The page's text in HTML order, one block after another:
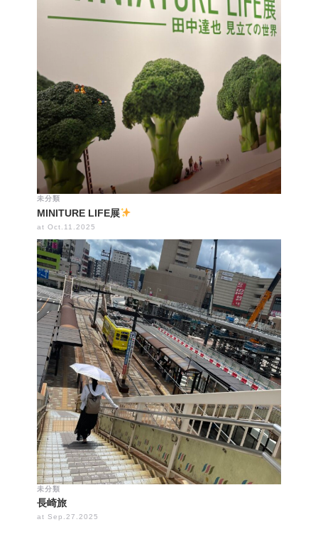
未分類
MINITURE LIFE展
at Oct.11.2025
未分類
長崎旅
at Sep.27.2025